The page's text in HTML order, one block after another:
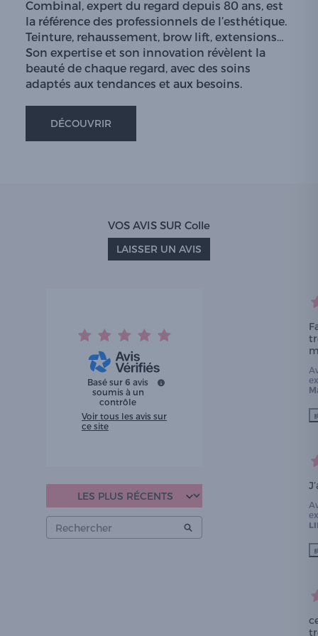
Combinal, expert du regard depuis 80 ans, est
la référence des professionnels de l’esthétique.
Teinture, rehaussement, brow lift, extensions…
Son expertise et son innovation révèlent la
beauté de chaque regard, avec des soins
adaptés aux tendances et aux besoins.
DÉCOUVRIR
VOS AVIS SUR Colle
LAISSER UN AVIS
Basé sur 6 avis
soumis à un
contrôle
Voir tous les avis sur
ce site